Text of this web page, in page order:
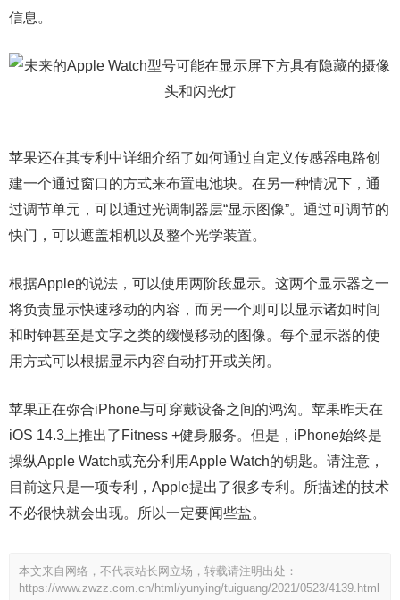
信息。
苹果还在其专利中详细介绍了如何通过自定义传感器电路创
建一个通过窗口的方式来布置电池块。在另一种情况下，通
过调节单元，可以通过光调制器层“显示图像”。通过可调节的
快门，可以遮盖相机以及整个光学装置。
根据Apple的说法，可以使用两阶段显示。这两个显示器之一
将负责显示快速移动的内容，而另一个则可以显示诸如时间
和时钟甚至是文字之类的缓慢移动的图像。每个显示器的使
用方式可以根据显示内容自动打开或关闭。
苹果正在弥合iPhone与可穿戴设备之间的鸿沟。苹果昨天在
iOS 14.3上推出了Fitness +健身服务。但是，iPhone始终是
操纵Apple Watch或充分利用Apple Watch的钥匙。请注意，
目前这只是一项专利，Apple提出了很多专利。所描述的技术
不必很快就会出现。所以一定要闻些盐。
本文来自网络，不代表站长网立场，转载请注明出处：
https://www.zwzz.com.cn/html/yunying/tuiguang/2021/0523/4139.html